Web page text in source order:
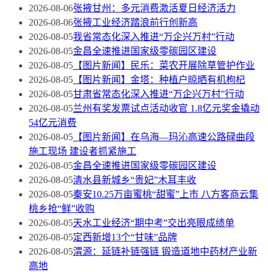
2026-08-06张掖甘州：多元消费激活夏日经济活力
2026-08-06张掖工业经济踏浪前行创新高
2026-08-05我省常态化深入推进“万企兴万村”行动
2026-08-05金昌全速推进国家级零碳园区建设
2026-08-05 【图片新闻】民乐：菜农开展除草管护作业
2026-08-05 【图片新闻】金塔：种植户晾晒有机枸杞
2026-08-05甘肃省常态化深入推进“万企兴万村”行动
2026-08-05兰州有奖发票试点活动收官 1.8亿元奖金撬动
54亿元消费
2026-08-05 【图片新闻】在乌海—玛沁高速公路碌曲段
施工现场 建设者抓紧施工
2026-08-05金昌全速推进国家级零碳园区建设
2026-08-05清水县新城乡“贵妃”木耳丰收
2026-08-05秦安10.25万亩蜜桃“甜蜜”上市 八方客商云集
桃乡抢“鲜”收购
2026-08-05天水工业经济“期中考”交出亮眼成绩单
2026-08-05定西新增13个“甘味”品牌
2026-08-05渭源：延链补链强链 锻造道地中药材产业新
高地